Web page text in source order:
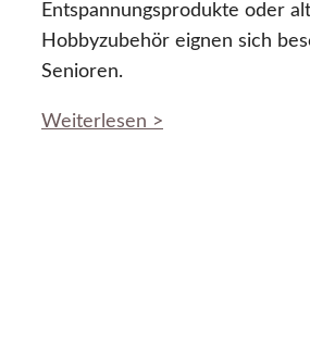
Entspannungsprodukte oder
Hobbyzubehör eignen sich
Senioren.
Weiterlesen >